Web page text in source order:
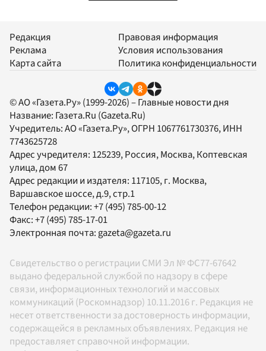
Редакция
Реклама
Карта сайта
Правовая информация
Условия использования
Политика конфиденциальности
© АО «Газета.Ру» (1999-2026) – Главные новости дня
Название: Газета.Ru (Gazeta.Ru)
Учредитель:АО «Газета.Ру», ОГРН 1067761730376, ИНН
7743625728
Адрес учредителя: 125239, Россия, Москва, Коптевская
улица, дом 67
Адрес редакции и издателя: 117105, г. Москва,
Варшавское шоссе, д.9, стр.1
Телефон редакции:+7 (495) 785-00-12
Факс:+7 (495) 785-17-01
Электронная почта:gazeta@gazeta.ru
Свидетельство о регистрации СМИ Эл № ФС77-67642
выдано федеральной службой по надзору в сфере
связи, информационных технологий и массовых
коммуникаций (Роскомнадзор) 10.11.2016 г. Редакция не
несет ответственности за достоверность информации,
содержащейся в рекламных объявлениях. Редакция не
предоставляет справочной информации.